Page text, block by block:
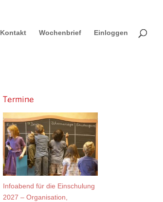
Kontakt Wochenbrief Einloggen
Termine
Infoabend für die Einschulung
2027 – Organisation,